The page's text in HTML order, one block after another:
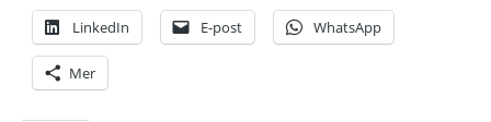
LinkedIn E-post WhatsApp
Mer